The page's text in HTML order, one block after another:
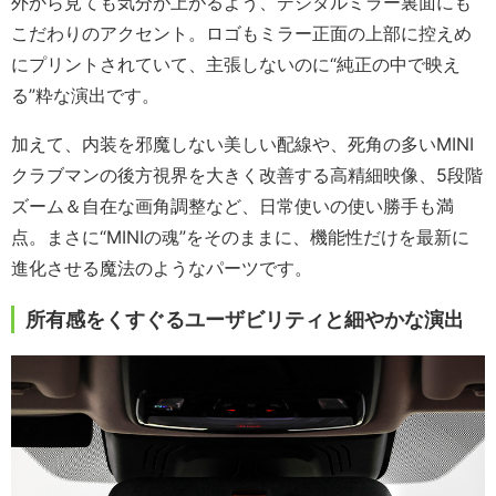
こだわりのアクセント。ロゴもミラー正面の上部に控えめ
にプリントされていて、主張しないのに“純正の中で映え
る”粋な演出です。
加えて、内装を邪魔しない美しい配線や、死角の多いMINI
クラブマンの後方視界を大きく改善する高精細映像、5段階
ズーム＆自在な画角調整など、日常使いの使い勝手も満
点。まさに“MINIの魂”をそのままに、機能性だけを最新に
進化させる魔法のようなパーツです。
所有感をくすぐるユーザビリティと細やかな演出